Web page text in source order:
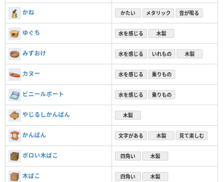
かね かたい メタリック 音が鳴る
ゆぐち 水を感じる 木製
みずおけ 水を感じる いれもの 木製
カヌー 水を感じる 乗りもの
ビニールボート 水を感じる 乗りもの
やじるしかんばん 木製
かんばん 文字がある 木製 見て楽しむ
ボロい木ばこ 四角い 木製
木ばこ 四角い 木製